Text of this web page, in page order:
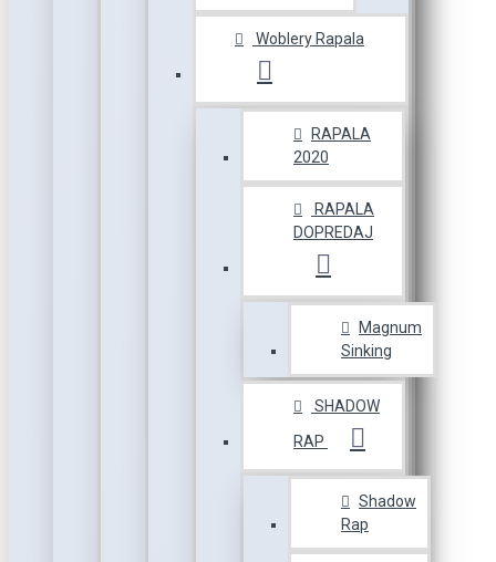
Woblery Rapala
RAPALA
2020
RAPALA
DOPREDAJ
Magnum
Sinking
SHADOW
RAP
Shadow
Rap